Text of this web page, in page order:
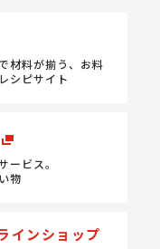
材料が揃う、 お料
シピサイト
ービス。
物
インショップ